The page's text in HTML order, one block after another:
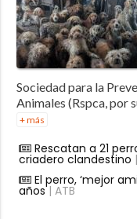
Sociedad para la
Animales (Rspca, por
+ más
Rescatan a 21
criadero clandestino
El perro, ‘mejor
años| ATB